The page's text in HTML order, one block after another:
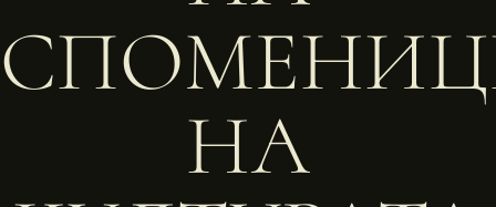
НА